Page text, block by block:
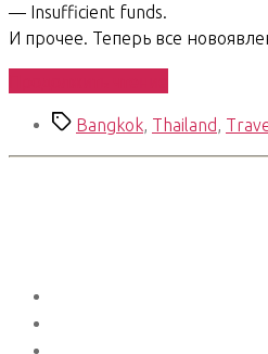
— Insufficient funds.
И прочее. Теперь все
Asian
Trip.
МеткиBangkok, Thailand ,